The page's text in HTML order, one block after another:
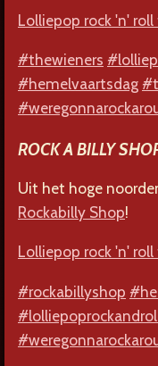
Lolliepop rock 'n'
#thewieners
#hemelvaartsdag
ROCK A BILLY
Uit het hoge
Rockabilly Shop!
Lolliepop rock 'n'
#rockabillyshop